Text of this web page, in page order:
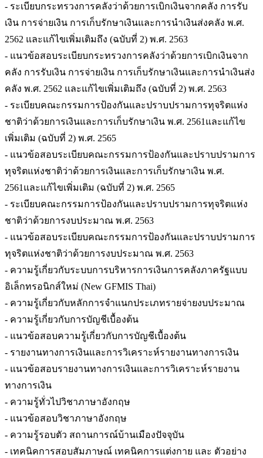
- ระเบียบกระทรวงการคลังว่าด้วยการเบิกเงินจากคลัง การรับ
เงิน การจ่ายเงิน การเก็บรักษาเงินและการนำเงินส่งคลัง พ.ศ.
2562 และแก้ไขเพิ่มเติมถึง (ฉบับที่ 2) พ.ศ. 2563
- แนวข้อสอบระเบียบกระทรวงการคลังว่าด้วยการเบิกเงินจาก
คลัง การรับเงิน การจ่ายเงิน การเก็บรักษาเงินและการนำเงินส่ง
คลัง พ.ศ. 2562 และแก้ไขเพิ่มเติมถึง (ฉบับที่ 2) พ.ศ. 2563
- ระเบียบคณะกรรมการป้องกันและปราบปรามการทุจริตแห่ง
ชาติว่าด้วยการเงินและการเก็บรักษาเงิน พ.ศ. 2561และแก้ไข
เพิ่มเติม (ฉบับที่ 2) พ.ศ. 2565
- แนวข้อสอบระเบียบคณะกรรมการป้องกันและปราบปรามการ
ทุจริตแห่งชาติว่าด้วยการเงินและการเก็บรักษาเงิน พ.ศ.
2561และแก้ไขเพิ่มเติม (ฉบับที่ 2) พ.ศ. 2565
- ระเบียบคณะกรรมการป้องกันและปราบปรามการทุจริตแห่ง
ชาติว่าด้วยการงบประมาณ พ.ศ. 2563
- แนวข้อสอบระเบียบคณะกรรมการป้องกันและปราบปรามการ
ทุจริตแห่งชาติว่าด้วยการงบประมาณ พ.ศ. 2563
- ความรู้เกี่ยวกับระบบการบริหารการเงินการคลังภาครัฐแบบ
อิเล็กทรอนิกส์ใหม่ (New GFMIS Thai)
- ความรู้เกี่ยวกับหลักการจำแนกประเภทรายจ่ายงบประมาณ
- ความรู้เกี่ยวกับการบัญชีเบื้องต้น
- แนวข้อสอบความรู้เกี่ยวกับการบัญชีเบื้องต้น
- รายงานทางการเงินและการวิเคราะห์รายงานทางการเงิน
- แนวข้อสอบรายงานทางการเงินและการวิเคราะห์รายงาน
ทางการเงิน
- ความรู้ทั่วไปวิชาภาษาอังกฤษ
- แนวข้อสอบวิชาภาษาอังกฤษ
- ความรู้รอบตัว สถานการณ์บ้านเมืองปัจจุบัน
- เทคนิคการสอบสัมภาษณ์ เทคนิคการแต่งกาย และ ตัวอย่าง